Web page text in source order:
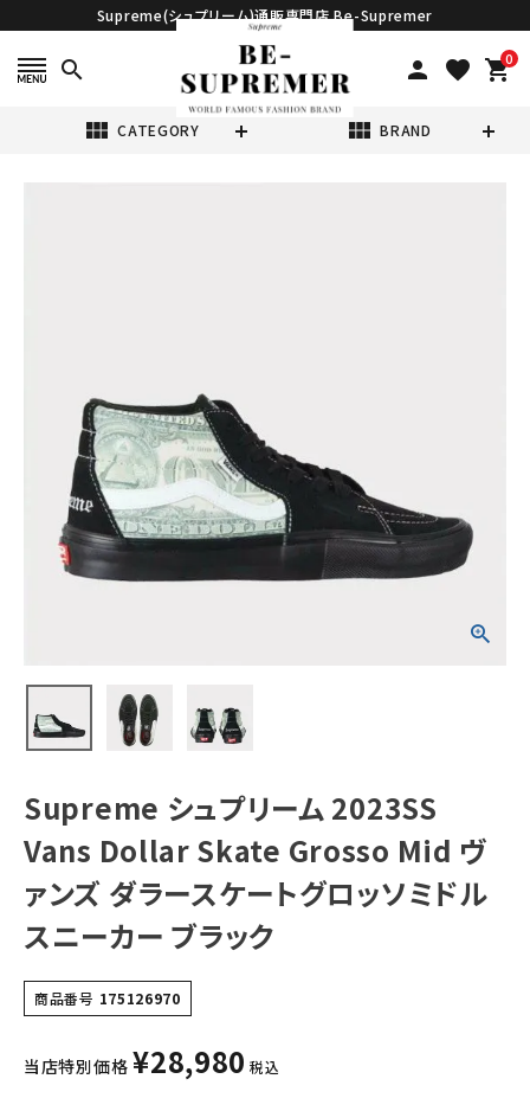
Supreme(シュプリーム)通販専門店 Be-Supremer
search person favorite 0
shopping_cart
view_module CATEGORY view_module BRAND
Supreme シュプ
リーム 2023SS
Vans Dollar
Skate Grosso
Mid ヴァンズ ダラ
ースケートグロッ
ソミドル スニーカ
ー ブラック
¥28,980 (税込)
NEW ITEMS
Tシャツ・ロングスリーブ
パーカー・トレーナー
キャップ・ハット
ニット帽・ビーニー
バックパック・リュック
その他バッグ類
スニーカー・ブーツ
パンツ・ショーツ
Supreme シュプリーム 2023SS
Vans Dollar Skate Grosso Mid ヴ
ァンズ ダラースケートグロッソミドル
スニーカー ブラック
商品番号 175126970
当店特別価格 ¥28,980 税込